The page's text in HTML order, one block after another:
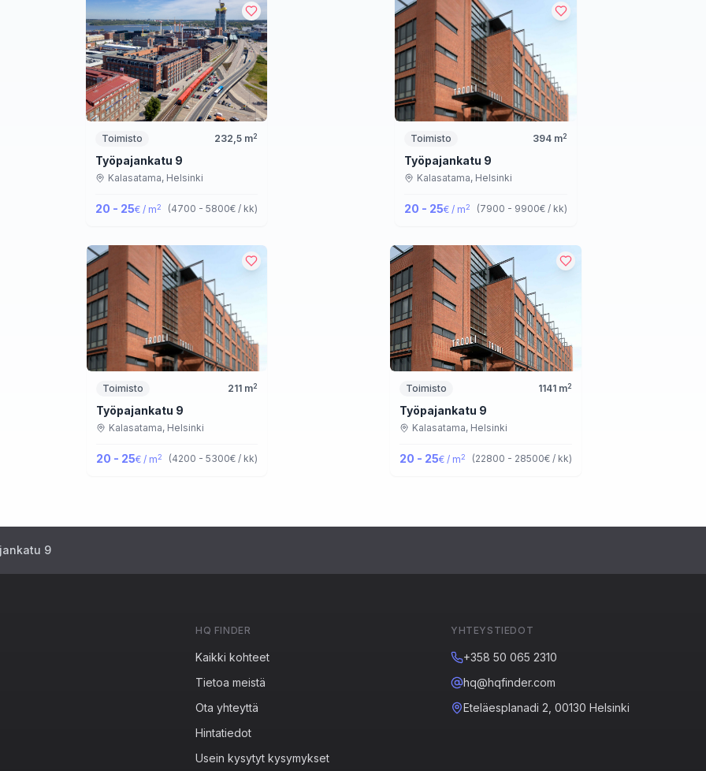
Toimisto 232,5 m2
Työpajankatu 9
Kalasatama, Helsinki
20 - 25€ / m2 (4700 - 5800€ / kk)
Toimisto 394m2
Työpajankatu 9
Kalasatama, Helsinki
20 - 25€ / m2 (7900 - 9900€ / kk)
Toimisto 211m2
Työpajankatu 9
Kalasatama, Helsinki
20 - 25€ / m2 (4200 - 5300€ / kk)
Toimisto 1141m2
Työpajankatu 9
Kalasatama, Helsinki
20 - 25€ / m2 (22800 - 28500€ / kk)
9
HQ FINDER
Kaikki kohteet
Tietoa meistä
Ota yhteyttä
Hintatiedot
Usein kysytyt kysymykset
YHTEYSTIEDOT
+358 50 065 2310
hq@hqfinder.com
Eteläesplanadi 2, 00130 Helsinki